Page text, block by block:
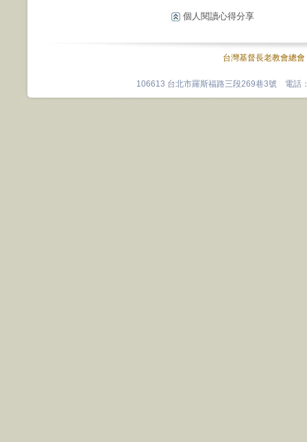
個人閱讀心得分享
台灣基督長老教會總會
106613 台北市羅斯福路三段269巷3號 電